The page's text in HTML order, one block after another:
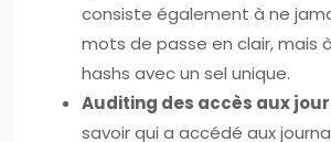
consiste également à ne
mots de passe en clair, mais
hashs avec un sel unique.
Auditing des accès aux
savoir qui a accédé aux